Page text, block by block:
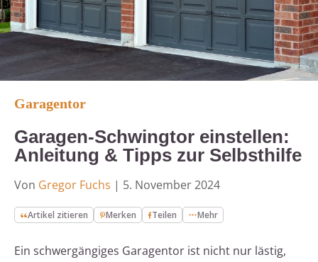
Garagentor
Garagen-Schwingtor einstellen:
Anleitung & Tipps zur Selbsthilfe
Von Gregor Fuchs | 5. November 2024
Artikel zitieren Merken Teilen Mehr
Ein schwergängiges Garagentor ist nicht nur lästig,